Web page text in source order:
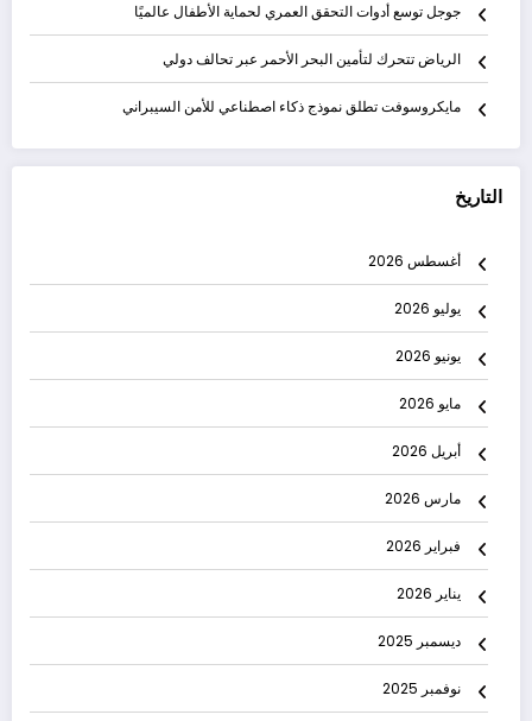
جوجل توسع أدوات التحقق العمري لحماية الأطفال عالميًا
الرياض تتحرك لتأمين البحر الأحمر عبر تحالف دولي
مايكروسوفت تطلق نموذج ذكاء اصطناعي للأمن السيبراني
التاريخ
أغسطس 2026
يوليو 2026
يونيو 2026
مايو 2026
أبريل 2026
مارس 2026
فبراير 2026
يناير 2026
ديسمبر 2025
نوفمبر 2025